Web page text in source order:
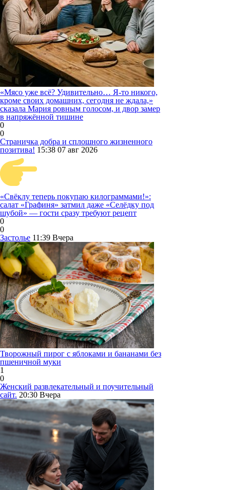
«Мясо уже всё? Удивительно… Я-то никого,
кроме своих домашних, сегодня не ждала,»
сказала Мария ровным голосом, и двор замер
в напряжённой тишине
0
0
Страничка добра и сплошного жизненного
позитива! 15:38 07 авг 2026
«Свёклу теперь покупаю килограммами!»:
салат «Графиня» затмил даже «Селёдку под
шубой» — гости сразу требуют рецепт
0
0
Застолье 11:39 Вчера
Творожный пирог с яблоками и бананами без
пшеничной муки
1
0
Женский развлекательный и поучительный
сайт. 20:30 Вчера